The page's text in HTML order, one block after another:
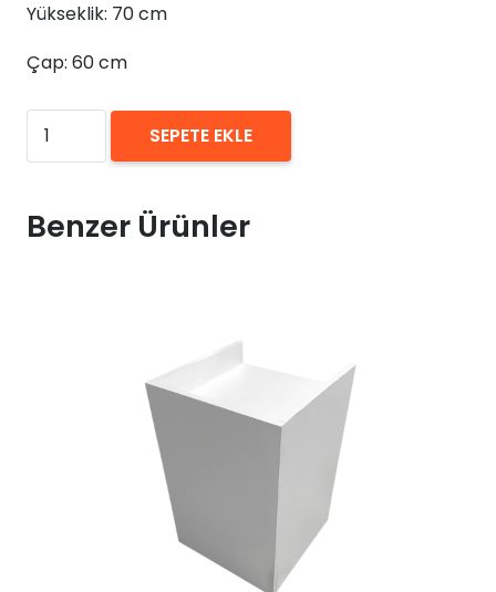
Yükseklik: 70 cm
Çap: 60 cm
₺0,00
Dekoratif
Ahşap
Yuvarlak
SEPETE EKLE
Benzer Ürünler